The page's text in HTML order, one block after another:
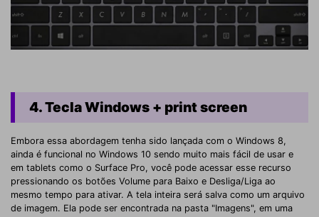
4. Tecla Windows + print screen
Embora essa abordagem tenha sido lançada com o Windows 8,
ainda é funcional no Windows 10 sendo muito mais fácil de usar e
em tablets como o Surface Pro, você pode acessar esse recurso
pressionando os botões Volume para Baixo e Desliga/Liga ao
mesmo tempo para ativar. A tela inteira será salva como um arquivo
de imagem. Ela pode ser encontrada na pasta "Imagens", em uma